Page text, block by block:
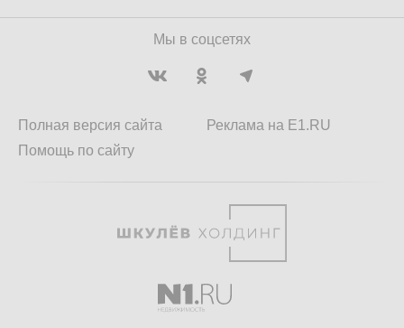
Мы в соцсетях
Полная версия сайта
Помощь по сайту
Реклама на E1.RU